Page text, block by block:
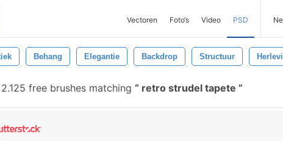
Vectoren Foto‘s Video PSD
Behang Elegantie Backdrop Structuur
2.125 free brushes matching retro strudel tapete